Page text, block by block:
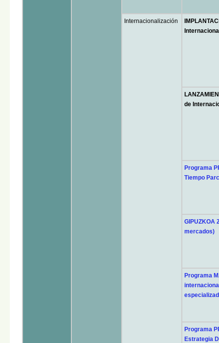
Internacionalización
de
Programa
Tiempo
GIPUZKOA
mercados)
Programa
Programa
Estrategia